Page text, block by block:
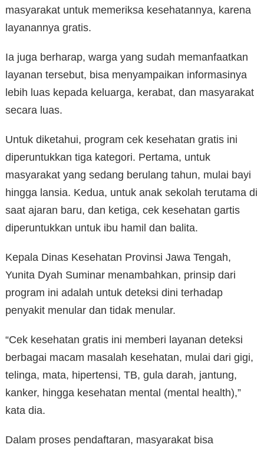
masyarakat untuk memeriksa kesehatannya, karena
layanannya gratis.
Ia juga berharap, warga yang sudah memanfaatkan
layanan tersebut, bisa menyampaikan informasinya
lebih luas kepada keluarga, kerabat, dan masyarakat
secara luas.
Untuk diketahui, program cek kesehatan gratis ini
diperuntukkan tiga kategori. Pertama, untuk
masyarakat yang sedang berulang tahun, mulai bayi
hingga lansia. Kedua, untuk anak sekolah terutama di
saat ajaran baru, dan ketiga, cek kesehatan gartis
diperuntukkan untuk ibu hamil dan balita.
Kepala Dinas Kesehatan Provinsi Jawa Tengah,
Yunita Dyah Suminar menambahkan, prinsip dari
program ini adalah untuk deteksi dini terhadap
penyakit menular dan tidak menular.
“Cek kesehatan gratis ini memberi layanan deteksi
berbagai macam masalah kesehatan, mulai dari gigi,
telinga, mata, hipertensi, TB, gula darah, jantung,
kanker, hingga kesehatan mental (mental health),”
kata dia.
Dalam proses pendaftaran, masyarakat bisa